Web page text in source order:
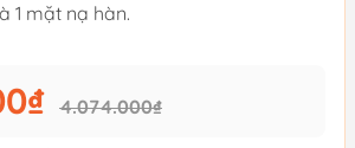
1 mặt nạ hàn.
4.074.000₫